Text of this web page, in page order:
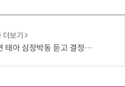
더보기
듣고 결정해라”…칠레 임신중단법안 찬반 논쟁